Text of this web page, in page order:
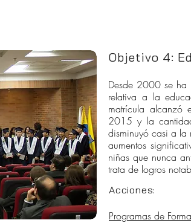
Objetivo 4:
Desde 2000 se ha
relativa a la
matrícula alcanzó
2015 y la
disminuyó casi a la
aumentos
niñas que nunca
trata de logros
Acciones:
Programas de